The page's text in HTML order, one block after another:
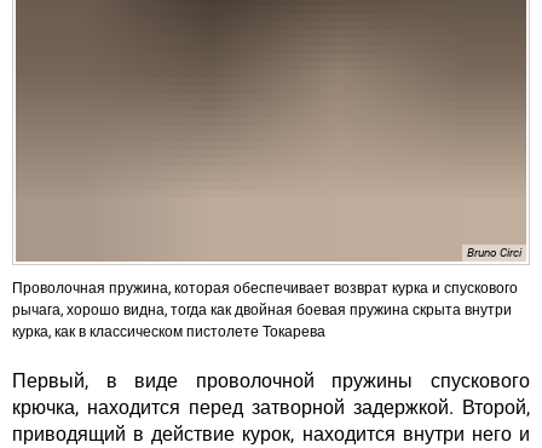
Bruno Circi
Проволочная пружина, которая обеспечивает возврат курка и спускового
рычага, хорошо видна, тогда как двойная боевая пружина скрыта внутри
курка, как в классическом пистолете Токарева
Первый, в виде проволочной пружины спускового
крючка, находится перед затворной задержкой. Второй,
приводящий в действие курок, находится внутри него и